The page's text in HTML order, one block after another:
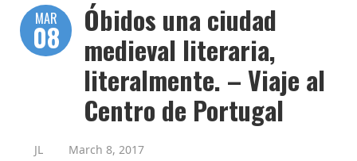
MAR
08
Óbidos una ciudad
medieval literaria,
literalmente. – Viaje al
Centro de Portugal
JL March 8, 2017